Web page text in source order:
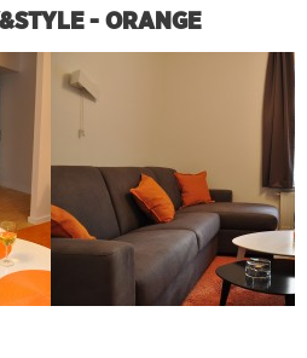
- ORANGE